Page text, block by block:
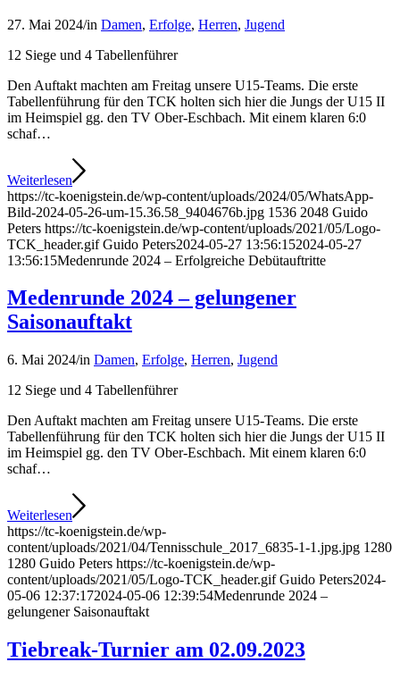
27. Mai 2024/in Damen, Erfolge, Herren, Jugend
12 Siege und 4 Tabellenführer
Den Auftakt machten am Freitag unsere U15-Teams. Die erste
Tabellenführung für den TCK holten sich hier die Jungs der U15 II
im Heimspiel gg. den TV Ober-Eschbach. Mit einem klaren 6:0
schaf…
Weiterlesen
https://tc-koenigstein.de/wp-content/uploads/2024/05/WhatsApp-
Bild-2024-05-26-um-15.36.58_9404676b.jpg 1536 2048 Guido
Peters https://tc-koenigstein.de/wp-content/uploads/2021/05/Logo-
TCK_header.gif Guido Peters2024-05-27 13:56:152024-05-27
13:56:15Medenrunde 2024 – Erfolgreiche Debütauftritte
Medenrunde 2024 – gelungener
Saisonauftakt
6. Mai 2024/in Damen, Erfolge, Herren, Jugend
12 Siege und 4 Tabellenführer
Den Auftakt machten am Freitag unsere U15-Teams. Die erste
Tabellenführung für den TCK holten sich hier die Jungs der U15 II
im Heimspiel gg. den TV Ober-Eschbach. Mit einem klaren 6:0
schaf…
Weiterlesen
https://tc-koenigstein.de/wp-
content/uploads/2021/04/Tennisschule_2017_6835-1-1.jpg.jpg 1280
1280 Guido Peters https://tc-koenigstein.de/wp-
content/uploads/2021/05/Logo-TCK_header.gif Guido Peters2024-
05-06 12:37:172024-05-06 12:39:54Medenrunde 2024 –
gelungener Saisonauftakt
Tiebreak-Turnier am 02.09.2023